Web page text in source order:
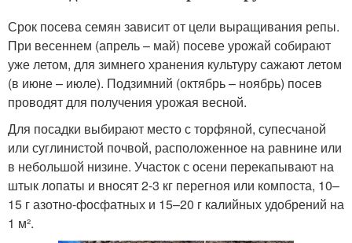
Срок посева семян зависит от цели выращивания репы.
При весеннем (апрель – май) посеве урожай собирают
уже летом, для зимнего хранения культуру сажают летом
(в июне – июле). Подзимний (октябрь – ноябрь) посев
проводят для получения урожая весной.
Для посадки выбирают место с торфяной, супесчаной
или суглинистой почвой, расположенное на равнине или
в небольшой низине. Участок с осени перекапывают на
штык лопаты и вносят 2-3 кг перегноя или компоста, 10–
15 г азотно-фосфатных и 15–20 г калийных удобрений на
1 м².